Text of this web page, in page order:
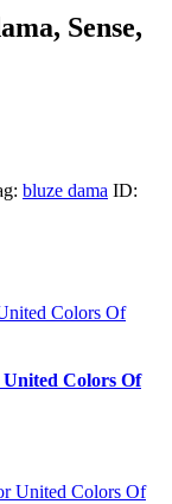
Sense,
bluze dama ID:
Colors Of